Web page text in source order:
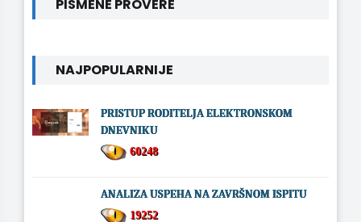
PISMENE PROVERE
NAJPOPULARNIJE
PRISTUP RODITELJA ELEKTRONSKOM
DNEVNIKU
60248
ANALIZA USPEHA NA ZAVRŠNOM ISPITU
19252